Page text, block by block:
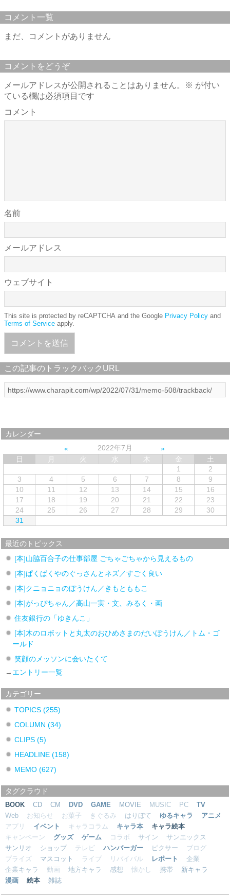
コメント一覧
まだ、コメントがありません
コメントをどうぞ
メールアドレスが公開されることはありません。 ※ が付い
ている欄は必須項目です
コメント
名前
メールアドレス
ウェブサイト
This site is protected by reCAPTCHA and the Google Privacy Policy and
Terms of Service apply.
この記事のトラックバックURL
カレンダー
2022年7月
日
月 火 水 木 金
土
1
2
3
4 5 6 7 8
9
10
11 12 13 14 15
16
17
18 19 20 21 22
23
24
25 26 27 28 29
30
31
最近のトピックス
[本]山脇百合子の仕事部屋 ごちゃごちゃから見えるもの
[本]ぱくぱくやのぐっさんとネズ／すごく良い
[本]クニョニョのぼうけん／きもとももこ
[本]がっぴちゃん／高山一実・文、みるく・画
住友銀行の「ゆきんこ」
[本]木のロボットと丸太のおひめさまのだいぼうけん／トム・ゴ
ールド
笑顔のメッソンに会いたくて
→ エントリー一覧
カテゴリー
TOPICS (255)
COLUMN (34)
CLIPS (5)
HEADLINE (158)
MEMO (627)
タグクラウド
BOOK CD CM DVD GAME MOVIE MUSIC PC
TV
Web
お知らせ お菓子 きぐるみ はりぼて ゆるキャラ
アニメ
アプリ
イベント キャラコラム キャラ本
キャラ絵本
キャンペーン
グッズ ゲーム コラボ サイン
サンエックス
サンリオ
ショップ テレビ ハンバーガー ピクサー
ブログ
プライズ
マスコット ライブ リバイバル レポート
企業
企業キャラ
動画 地方キャラ 感想 懐かし 携帯
新キャラ
漫画
絵本 雑誌